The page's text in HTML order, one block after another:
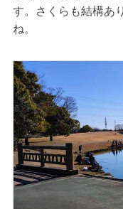
す。さくらも結構あ
ね。